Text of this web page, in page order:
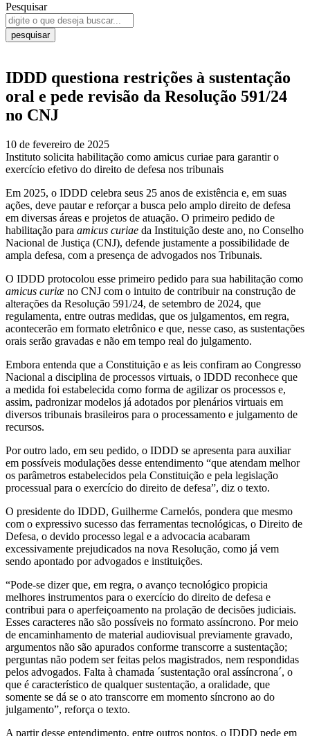
Pesquisar
pesquisar
IDDD questiona restrições à sustentação
oral e pede revisão da Resolução 591/24
no CNJ
10 de fevereiro de 2025
Instituto solicita habilitação como amicus curiae para garantir o
exercício efetivo do direito de defesa nos tribunais
Em 2025, o IDDD celebra seus 25 anos de existência e, em suas
ações, deve pautar e reforçar a busca pelo amplo direito de defesa
em diversas áreas e projetos de atuação. O primeiro pedido de
habilitação para amicus curiae da Instituição deste ano no Conselho
Nacional de Justiça (CNJ), defende justamente a possibilidade de
ampla defesa, com a presença de advogados nos Tribunais.
O IDDD protocolou esse primeiro pedido para sua habilitação como
amicus curiæ no CNJ com o intuito de contribuir na construção de
alterações da Resolução 591/24, de setembro de 2024, que
regulamenta, entre outras medidas, que os julgamentos, em regra,
acontecerão em formato eletrônico e que, nesse caso, as sustentações
orais serão gravadas e não em tempo real do julgamento.
Embora entenda que a Constituição e as leis confiram ao Congresso
Nacional a disciplina de processos virtuais, o IDDD reconhece que
a medida foi estabelecida como forma de agilizar os processos e,
assim, padronizar modelos já adotados por plenários virtuais em
diversos tribunais brasileiros para o processamento e julgamento de
recursos.
Por outro lado, em seu pedido, o IDDD se apresenta para auxiliar
em possíveis modulações desse entendimento “que atendam melhor
os parâmetros estabelecidos pela Constituição e pela legislação
processual para o exercício do direito de defesa”, diz o texto.
O presidente do IDDD, Guilherme Carnelós, pondera que mesmo
com o expressivo sucesso das ferramentas tecnológicas, o Direito de
Defesa, o devido processo legal e a advocacia acabaram
excessivamente prejudicados na nova Resolução, como já vem
sendo apontado por advogados e instituições.
“Pode-se dizer que, em regra, o avanço tecnológico propicia
melhores instrumentos para o exercício do direito de defesa e
contribui para o aperfeiçoamento na prolação de decisões judiciais.
Esses caracteres não são possíveis no formato assíncrono. Por meio
de encaminhamento de material audiovisual previamente gravado,
argumentos não são apurados conforme transcorre a sustentação;
perguntas não podem ser feitas pelos magistrados, nem respondidas
pelos advogados. Falta à chamada ´sustentação oral assíncrona´, o
que é característico de qualquer sustentação, a oralidade, que
somente se dá se o ato transcorre em momento síncrono ao do
julgamento”, reforça o texto.
A partir desse entendimento, entre outros pontos, o IDDD pede em